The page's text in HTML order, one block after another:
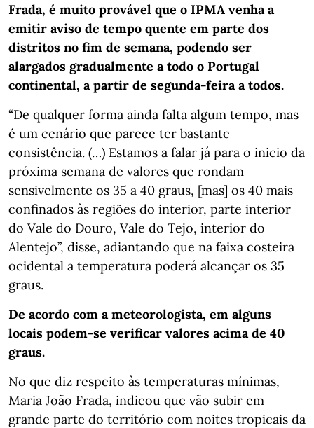
Frada, é muito provável que o IPMA venha a
emitir aviso de tempo quente em parte dos
distritos no fim de semana, podendo ser
alargados gradualmente a todo o Portugal
continental, a partir de segunda-feira a todos.
“De qualquer forma ainda falta algum tempo, mas
é um cenário que parece ter bastante
consistência. (…) Estamos a falar já para o inicio da
próxima semana de valores que rondam
sensivelmente os 35 a 40 graus, [mas] os 40 mais
confinados às regiões do interior, parte interior
do Vale do Douro, Vale do Tejo, interior do
Alentejo”, disse, adiantando que na faixa costeira
ocidental a temperatura poderá alcançar os 35
graus.
De acordo com a meteorologista, em alguns
locais podem-se verificar valores acima de 40
graus.
No que diz respeito às temperaturas mínimas,
Maria João Frada, indicou que vão subir em
grande parte do território com noites tropicais da